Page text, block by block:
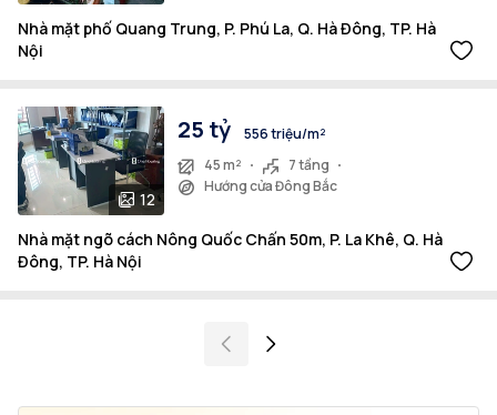
Nhà mặt phố Quang Trung, P. Phú La, Q. Hà Đông, TP. Hà
Nội
12
25 tỷ
556 triệu/m²
45 m²
7 tầng
Hướng cửa Đông Bắc
Nhà mặt ngõ cách Nông Quốc Chấn 50m, P. La Khê, Q. Hà
Đông, TP. Hà Nội